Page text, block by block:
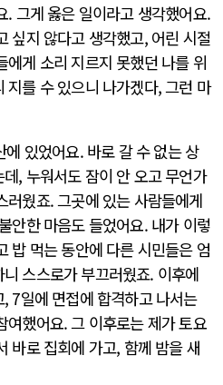
. 그게 옳은 일이라고 생각했어요.
싶지 않다고 생각했고, 어린 시절
에게 소리 지르지 못했던 나를 위
지를 수 있으니 나가겠다, 그런 마
있었어요. 바로 갈 수 없는 상
, 누워서도 잠이 안 오고 무언가
웠죠. 그곳에 있는 사람들에게
안한 마음도 들었어요. 내가 이렇
밥 먹는 동안에 다른 시민들은 엄
스스로가 부끄러웠죠. 이후에
7일에 면접에 합격하고 나서는
여했어요. 그 이후로는 제가 토요
바로 집회에 가고, 함께 밤을 새